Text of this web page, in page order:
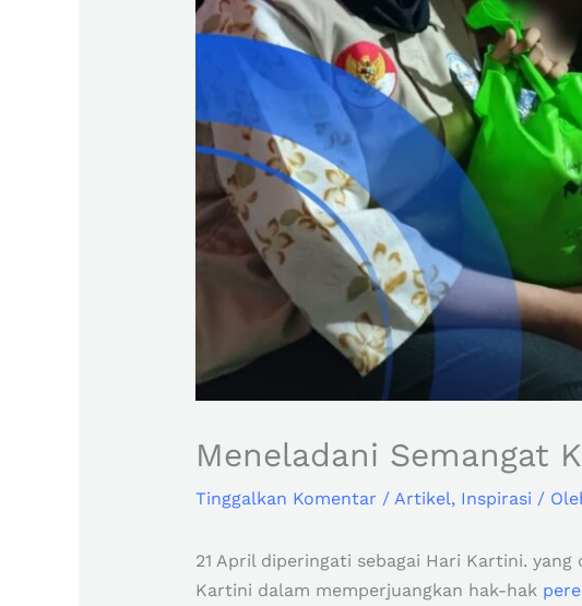
Meneladani Semangat
Tinggalkan Komentar / Artikel, Inspirasi /
21 April diperingati sebagai Hari Kartini.
Kartini dalam memperjuangkan hak-hak